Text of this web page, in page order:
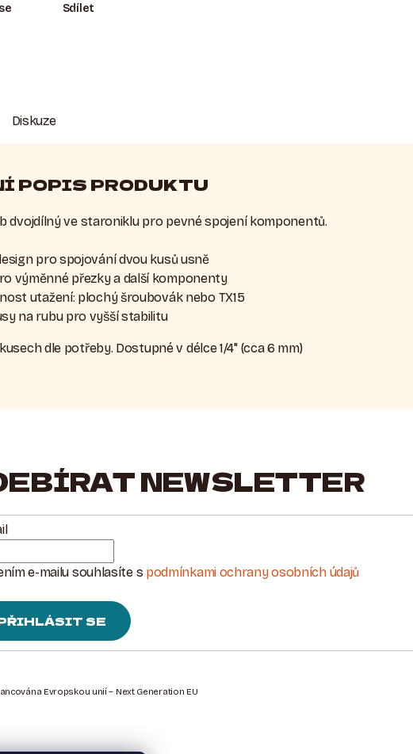
Sdílet
Diskuze
POPIS PRODUKTU
dvojdílný ve staroniklu pro pevné spojení komponentů.
pro spojování dvou kusů usně
výměnné přezky a další komponenty
utažení: plochý šroubovák nebo TX15
na rubu pro vyšší stabilitu
dle potřeby. Dostupné v délce 1/4" (cca 6 mm)
NEWSLETTER
e-mailu souhlasíte s podmínkami ochrany osobních údajů
SE
Evropskou unií – Next Generation EU